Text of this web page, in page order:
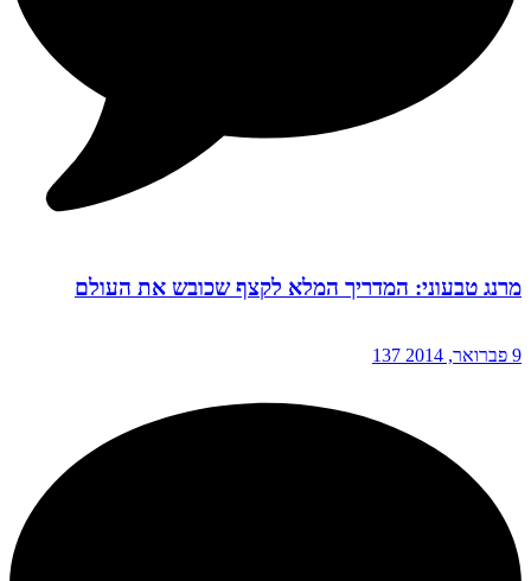
מרנג טבעוני: המדריך המלא לקצף שכובש את העולם
9 פברואר, 2014 137